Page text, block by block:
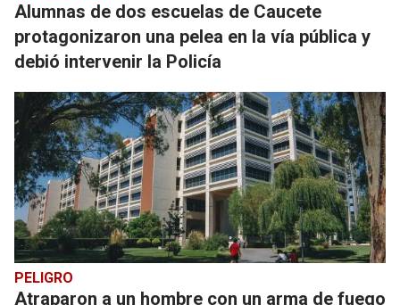
Alumnas de dos escuelas de Caucete
protagonizaron una pelea en la vía pública y
debió intervenir la Policía
PELIGRO
Atraparon a un hombre con un arma de fuego